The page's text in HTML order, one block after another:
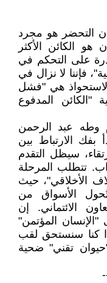
التحضر هو مجرد
هو الكائن الأكثر
على التحكم في
فإننا لا نزال في
هي "فشل
"الكائن المدفوع
وطه عبد الرحمن
بفك الارتباط بين
سيظل التقدم
تتطلب المرحلة
الأخلاقي"، حيث
الأسواق من
الائتماني. إن
"الإنسان المؤتمن"
كنا سنستحق لقب
تقني" ضحية